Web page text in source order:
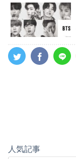
人気記事